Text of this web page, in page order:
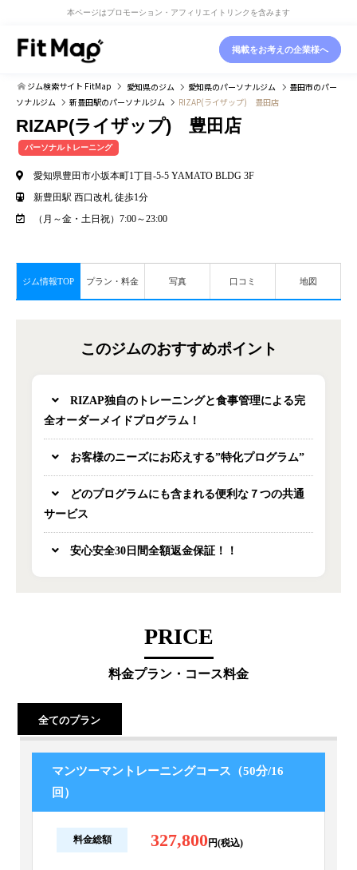
本ページはプロモーション・アフィリエイトリンクを含みます
掲載をお考えの企業様へ
ジム検索サイト FitMap 愛知県のジム 愛知県のパーソナルジム 豊田市のパー
ソナルジム
新豊田駅のパーソナルジム RIZAP(ライザップ) 豊田店
RIZAP(ライザップ) 豊田店
パーソナルトレーニング
愛知県豊田市小坂本町1丁目-5-5 YAMATO BLDG 3F
新豊田駅 西口改札 徒歩1分
（月～金・土日祝）7:00～23:00
ジム情報TOP プラン・料金 写真 口コミ 地図
このジムのおすすめポイント
RIZAP独自のトレーニングと食事管理による完
全オーダーメイドプログラム！
お客様のニーズにお応えする”特化プログラム”
どのプログラムにも含まれる便利な７つの共通
サービス
安心安全30日間全額返金保証！！
PRICE
料金プラン・コース料金
全てのプラン
マンツーマントレーニングコース（50分/16
回）
料金総額 327,800円(税込)